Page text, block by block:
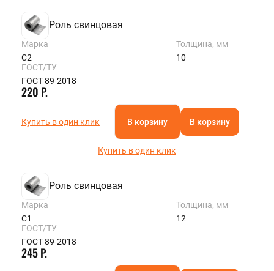
Роль свинцовая
Марка
С2
Толщина, мм
10
ГОСТ/ТУ
ГОСТ 89-2018
220 Р.
Купить в один клик В корзину В корзину
Купить в один клик
Роль свинцовая
Марка
С1
Толщина, мм
12
ГОСТ/ТУ
ГОСТ 89-2018
245 Р.